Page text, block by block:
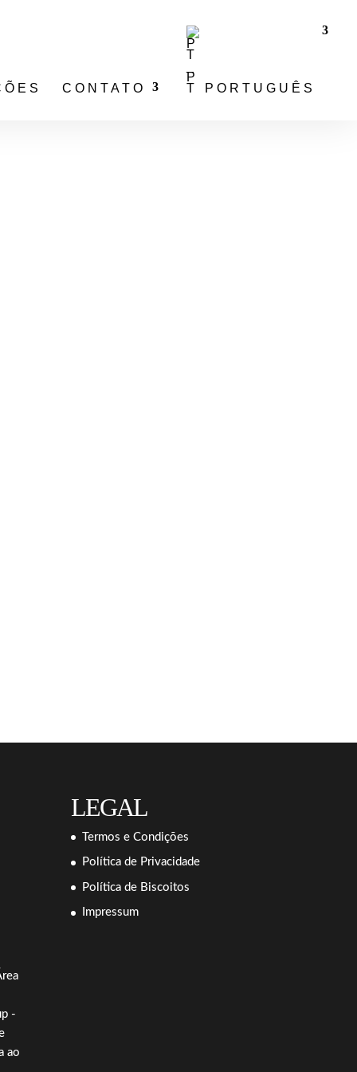
CONTATO PORTUGUÊS
-
ao
LEGAL
Termos e Condições
Política de Privacidade
Política de Biscoitos
Impressum